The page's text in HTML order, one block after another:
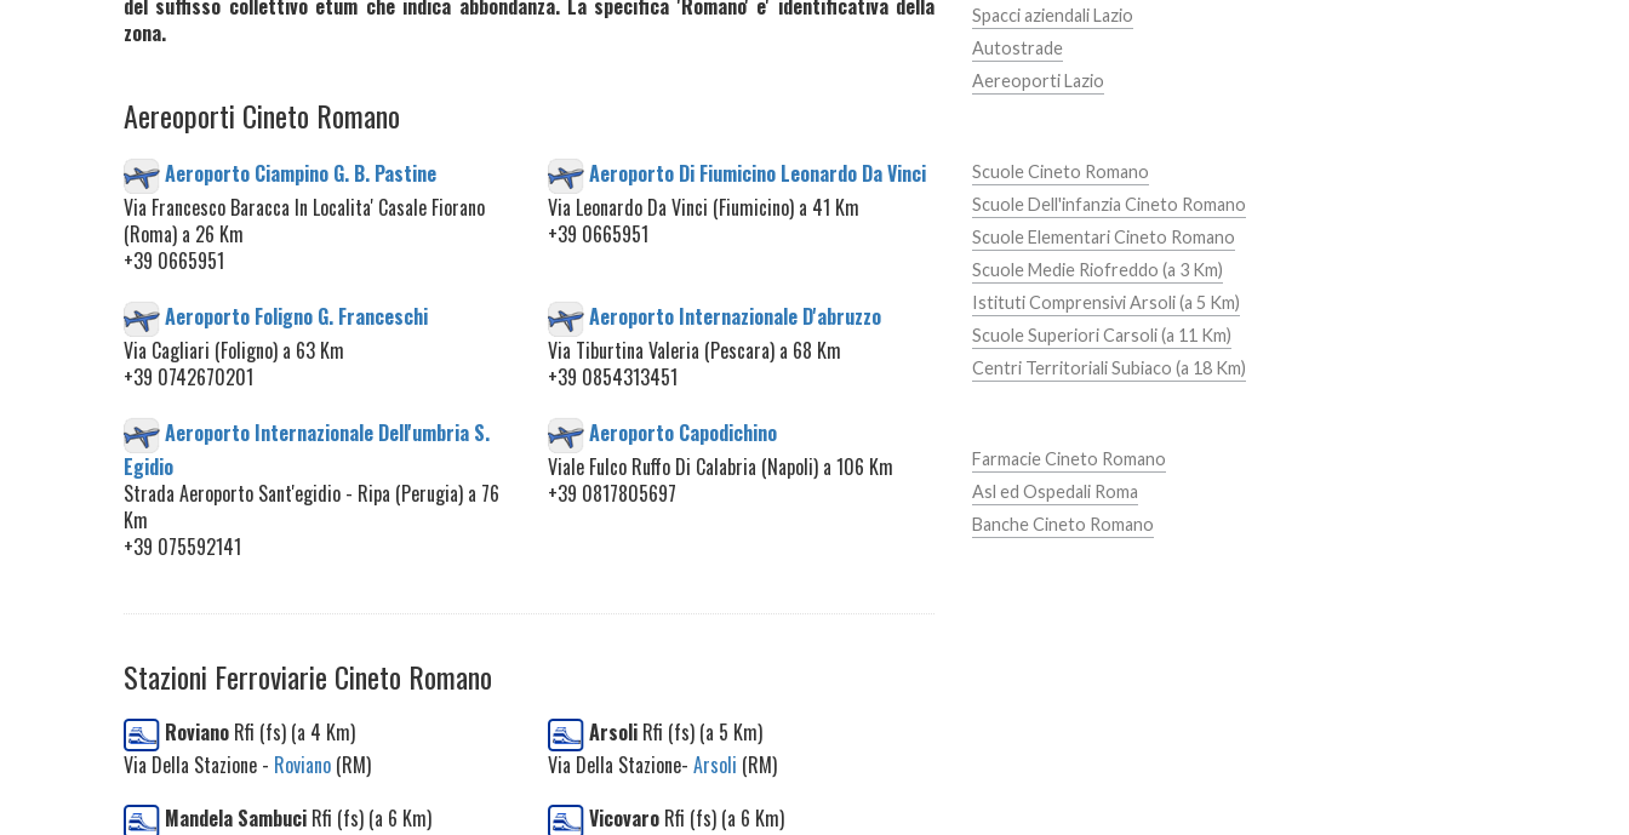
del suffisso collettivo etum che indica abbondanza. La specifica 'Romano' e' identificativa della
zona.
Aereoporti Cineto Romano
Aeroporto Ciampino G. B. Pastine
Via Francesco Baracca In Localita' Casale Fiorano
(Roma) a 26 Km
+39 0665951
Aeroporto Di Fiumicino Leonardo Da Vinci
Via Leonardo Da Vinci (Fiumicino) a 41 Km
+39 0665951
Aeroporto Foligno G. Franceschi
Via Cagliari (Foligno) a 63 Km
+39 0742670201
Aeroporto Internazionale D'abruzzo
Via Tiburtina Valeria (Pescara) a 68 Km
+39 0854313451
Aeroporto Internazionale Dell'umbria S.
Egidio
Strada Aeroporto Sant'egidio - Ripa (Perugia) a 76
Km
+39 075592141
Aeroporto Capodichino
Viale Fulco Ruffo Di Calabria (Napoli) a 106 Km
+39 0817805697
Stazioni Ferroviarie Cineto Romano
Roviano Rfi (fs) (a 4 Km)
Via Della Stazione - Roviano (RM)
ArsoliRfi (fs) (a 5 Km)
Via Della Stazione- Arsoli (RM)
Mandela Sambuci Rfi (fs) (a 6 Km)
VicovaroRfi (fs) (a 6 Km)
Spacci aziendali Lazio
Autostrade
Aereoporti Lazio
Scuole Cineto Romano
Scuole Dell'infanzia Cineto Romano
Scuole Elementari Cineto Romano
Scuole Medie Riofreddo (a 3 Km)
Istituti Comprensivi Arsoli (a 5 Km)
Scuole Superiori Carsoli (a 11 Km)
Centri Territoriali Subiaco (a 18 Km)
Farmacie Cineto Romano
Asl ed Ospedali Roma
Banche Cineto Romano